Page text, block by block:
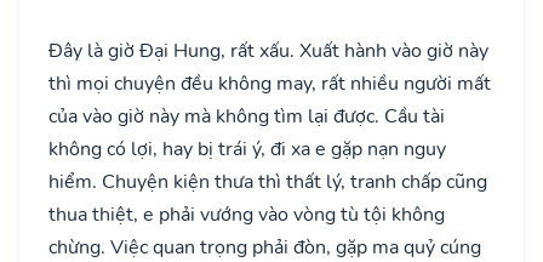
Đây là giờ Đại Hung, rất xấu. Xuất hành vào giờ này
thì mọi chuyện đều không may, rất nhiều người mất
của vào giờ này mà không tìm lại được. Cầu tài
không có lợi, hay bị trái ý, đi xa e gặp nạn nguy
hiểm. Chuyện kiện thưa thì thất lý, tranh chấp cũng
thua thiệt, e phải vướng vào vòng tù tội không
chừng. Việc quan trọng phải đòn, gặp ma quỷ cúng